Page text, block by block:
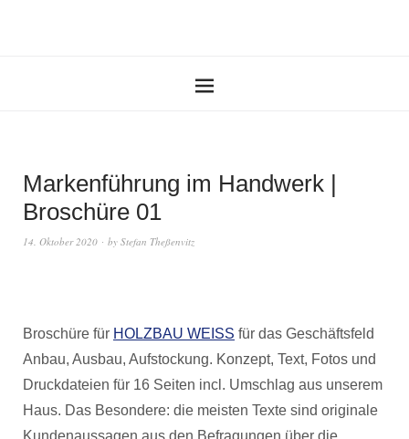
Markenführung im Handwerk |
Broschüre 01
14. Oktober 2020 by Stefan Theßenvitz
Broschüre für HOLZBAU WEISS für das Geschäftsfeld
Anbau, Ausbau, Aufstockung. Konzept, Text, Fotos und
Druckdateien für 16 Seiten incl. Umschlag aus unserem
Haus. Das Besondere: die meisten Texte sind originale
Kundenaussagen aus den Befragungen über die